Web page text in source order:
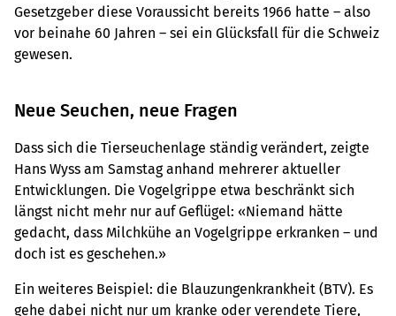
Gesetzgeber diese Voraussicht bereits 1966 hatte – also
vor beinahe 60 Jahren – sei ein Glücksfall für die Schweiz
gewesen.
Neue Seuchen, neue Fragen
Dass sich die Tierseuchenlage ständig verändert, zeigte
Hans Wyss am Samstag anhand mehrerer aktueller
Entwicklungen. Die Vogelgrippe etwa beschränkt sich
längst nicht mehr nur auf Geflügel: «Niemand hätte
gedacht, dass Milchkühe an Vogelgrippe erkranken – und
doch ist es geschehen.»
Ein weiteres Beispiel: die Blauzungenkrankheit (BTV). Es
gehe dabei nicht nur um kranke oder verendete Tiere,